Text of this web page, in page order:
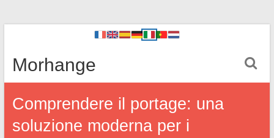
Morhange
Comprendere il portage: una
soluzione moderna per i